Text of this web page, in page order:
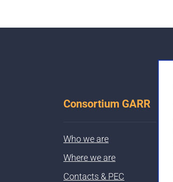
Consortium GARR
Who we are
Where we are
Contacts & PEC